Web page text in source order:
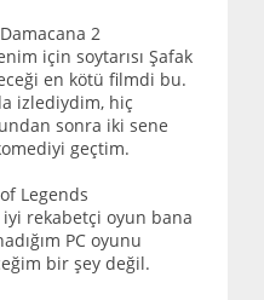
2
için soytarısı Şafak
en kötü filmdi bu.
izlediydim, hiç
sonra iki sene
geçtim.
Legends
rekabetçi oyun bana
PC oyunu
bir şey değil.